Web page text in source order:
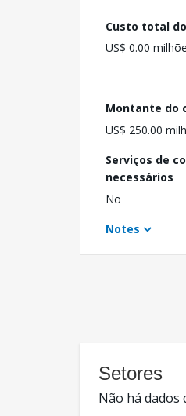
Custo total
US$ 0.00
Montante do
US$ 250.00
Serviços de
necessários
No
Notes
Setores
Não há dados